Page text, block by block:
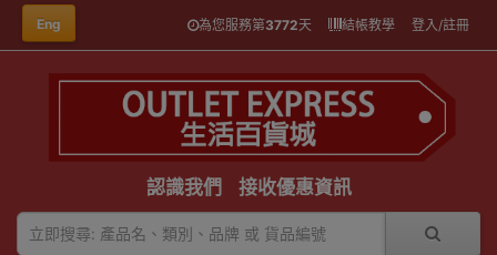
Eng 為您服務第3772天 結帳教學 登入/註冊
認識我們 接收優惠資訊